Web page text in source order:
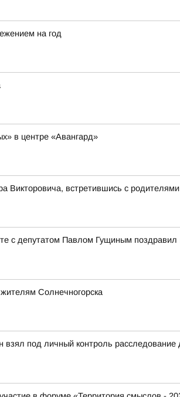
на год
в центре «Авангард»
Викторовича, встретившись с
с депутатом Павлом Гущиным
Солнечногорска
взял под личный контроль